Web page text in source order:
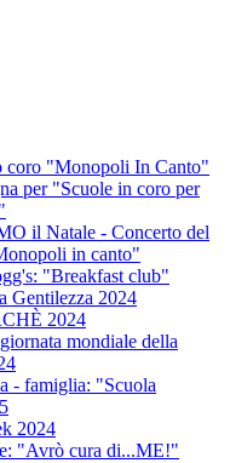
coro "Monopoli In Canto"
per "Scuole in coro per
il Natale - Concerto del
in canto"
"Breakfast club"
Gentilezza 2024
2024
mondiale della
- famiglia: "Scuola
2024
"Avrò cura di...ME!"